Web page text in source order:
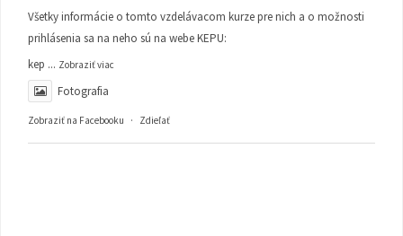
Všetky informácie o tomto vzdelávacom kurze pre nich a o možnosti
prihlásenia sa na neho sú na webe KEPU:
kep ... Zobraziť viac
Fotografia
Zobraziť na Facebooku · Zdieľať